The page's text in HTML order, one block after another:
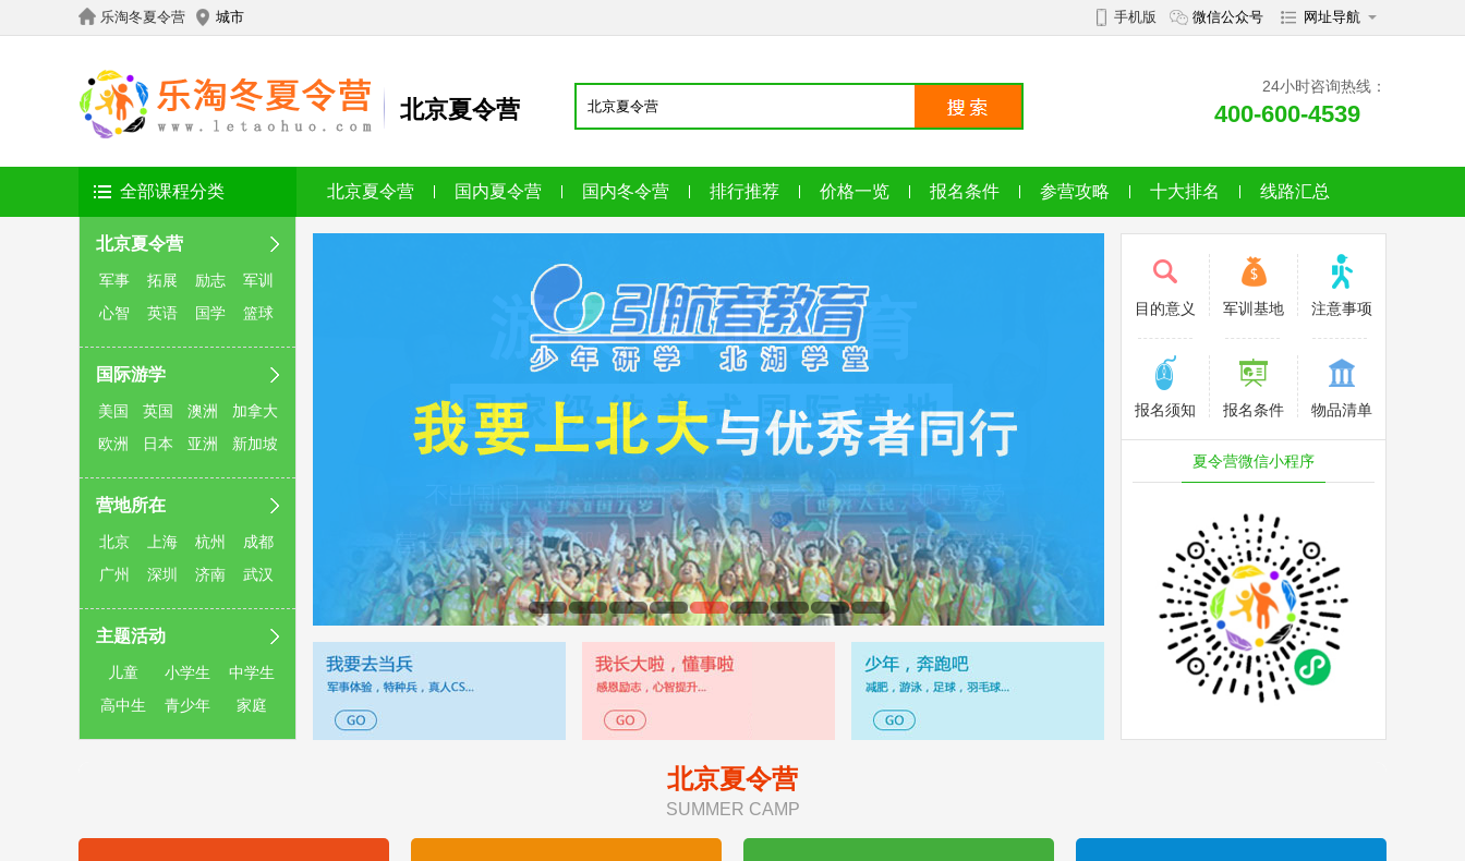
乐淘冬夏令营 城市 网址导航
微信公众号
手机版
北京夏令营
24小时咨询热线：
400-600-4539
全部课程分类 北京夏令营 国内夏令营 国内冬令营 排行推荐 价格一览 报名条件 参营攻略 十大排名 线路汇总
北京夏令营
军事 拓展 励志
军训
心智
英语 国学 篮球
国际游学
美国 英国 澳洲
加拿大
欧洲
日本 亚洲 新加坡
营地所在
北京 上海 杭州
成都
广州
深圳 济南 武汉
主题活动
儿童 小学生
中学生
高中生
青少年 家庭
目的意义 军训基地 注意事项
报名须知 报名条件 物品清单
夏令营微信小程序
北京夏令营
SUMMER CAMP